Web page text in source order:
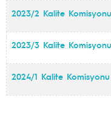
2023/2 Kalite
2023/3 Kalite
2024/1 Kalite